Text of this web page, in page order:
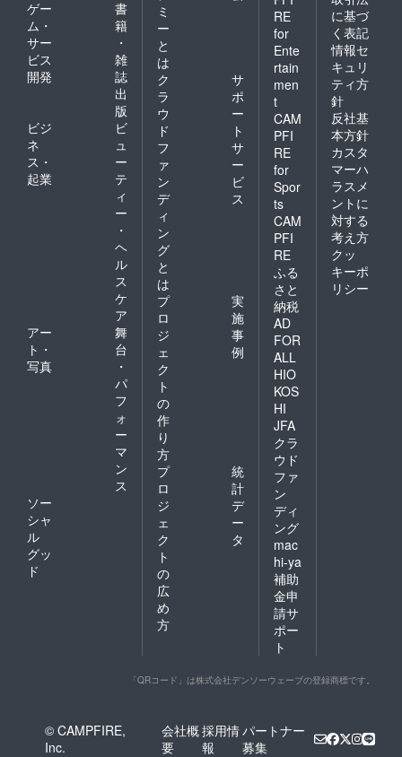
ゲー
ム・
サー
ビス
開発
書
籍
・
雑
誌
出
版
ビジ
ネ
ス・
起業
ビ
ュ
ー
テ
ィ
ー
・
ヘ
ル
ス
ケ
ア
アー
ト・
写真
舞
台
・
パ
フ
ォ
ー
マ
ン
ス
ソー
シャ
ル
グッ
ド
ミ
ー
と
は
ク
ラ
ウ
ド
フ
ァ
ン
デ
ィ
ン
グ
と
は
サ
ポ
ー
ト
サ
ー
ビ
ス
プ
ロ
ジ
ェ
ク
ト
の
作
り
方
実
施
事
例
プ
ロ
ジ
ェ
ク
ト
の
広
め
方
統
計
デ
ー
タ
RE
for
Ente
rtain
men
t
CAM
PFI
RE
for
Spor
ts
CAM
PFI
RE
ふる
さと
納税
AD
FOR
ALL
HIO
KOS
HI
JFA
クラ
ウド
ファ
ン
ディ
ング
mac
hi-ya
補助
金申
請サ
ポー
ト
に基づ
く表記
情報セ
キュリ
ティ方
針
反社基
本方針
カスタ
マーハ
ラスメ
ントに
対する
考え方
クッ
キーポ
リシー
「QRコード」は株式会社デンソーウェーブの登録商標です。
© CAMPFIRE,
Inc.
会社概
要
採用情
報
パートナー
募集